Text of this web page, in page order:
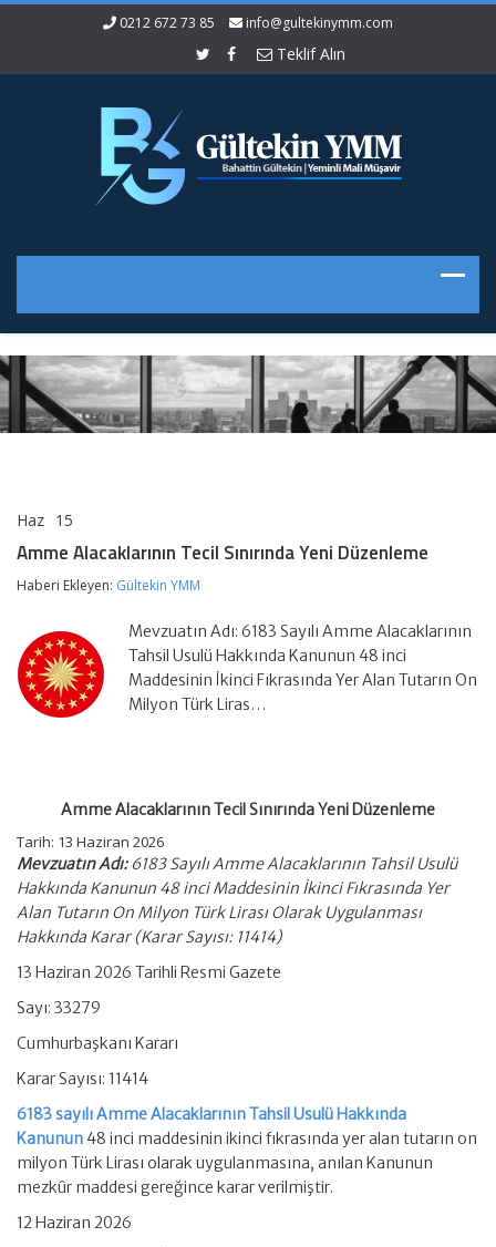
0212 672 73 85 info@gultekinymm.com
Teklif Alın
Haz 15
Tecil
Sınırında
Yeni
Amme Alacaklarının Tecil Sınırında Yeni Düzenleme
Haberi Ekleyen: Gültekin YMM
Mevzuatın Adı: 6183 Sayılı Amme Alacaklarının
Tahsil Usulü Hakkında Kanunun 48 inci
Maddesinin İkinci Fıkrasında Yer Alan Tutarın On
Milyon Türk Liras…
Amme Alacaklarının Tecil Sınırında Yeni Düzenleme
Tarih: 13 Haziran 2026
Mevzuatın Adı:6183 Sayılı Amme Alacaklarının Tahsil Usulü
Hakkında Kanunun 48 inci Maddesinin İkinci Fıkrasında Yer
Alan Tutarın On Milyon Türk Lirası Olarak Uygulanması
Hakkında Karar (Karar Sayısı: 11414)
13 Haziran 2026 Tarihli Resmi Gazete
Sayı: 33279
Cumhurbaşkanı Kararı
Karar Sayısı: 11414
6183 sayılı Amme Alacaklarının Tahsil Usulü Hakkında
Kanunun 48 inci maddesinin ikinci fıkrasında yer alan tutarın on
milyon Türk Lirası olarak uygulanmasına, anılan Kanunun
mezkûr maddesi gereğince karar verilmiştir.
12 Haziran 2026